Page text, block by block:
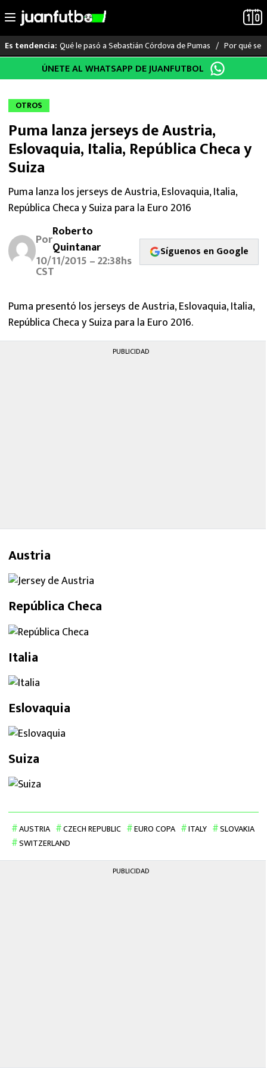
al
Es tendencia: Qué le pasó a Sebastián Córdova de Pumas Por qué se
LO ÚLTIMO
LIGA MX
RAYADOS
PUMAS
ATLANTE
SELECCIÓN MEXICANA
FUTBOL INTERNACIONAL
MEXICANOS EN EL EXTRANJERO
FUTBOL ESTUFA
ÚNETE AL WHATSAPP DE JUANFUTBOL
OTROS
Puma lanza jerseys de Austria,
Eslovaquia, Italia, República Checa y
Suiza
Puma lanza los jerseys de Austria, Eslovaquia, Italia,
República Checa y Suiza para la Euro 2016
PorRoberto
Quintanar
10/11/2015 – 22:38hs
CST
Síguenos en Google
Puma presentó los jerseys de Austria, Eslovaquia, Italia,
República Checa y Suiza para la Euro 2016.
PUBLICIDAD
Austria
República Checa
Italia
Eslovaquia
Suiza
AUSTRIA CZECH REPUBLIC EURO COPA ITALY
SLOVAKIA
SWITZERLAND
PUBLICIDAD